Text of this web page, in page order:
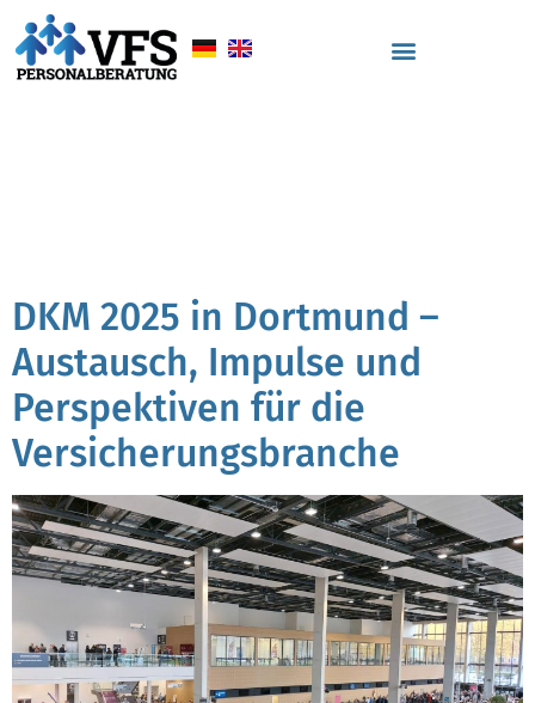
DKM 2025 in Dortmund –
Austausch, Impulse und
Perspektiven für die
Versicherungsbranche